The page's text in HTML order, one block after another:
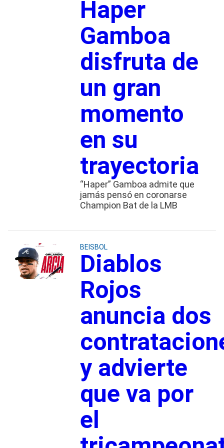
Haper
Gamboa
disfruta de
un gran
momento
en su
trayectoria
“Haper” Gamboa admite que
jamás pensó en coronarse
Champion Bat de la LMB
BEISBOL
Diablos
Rojos
anuncia dos
y advierte
que va por
el